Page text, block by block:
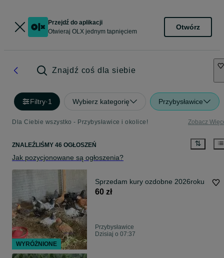
Przejdź do aplikacji
Otwieraj OLX jednym tapnięciem
Otwórz
Znajdź coś dla siebie
Filtry·1 Wybierz kategorię Przybysławice
Dla Ciebie wszystko - Przybysławice i okolice! Zobacz
ZNALEŹLIŚMY 46 OGŁOSZEŃ
Jak pozycjonowane są ogłoszenia?
Sprzedam kury ozdobne 2026roku
60 zł
Przybysławice
Dzisiaj o 07:37
WYRÓŻNIONE